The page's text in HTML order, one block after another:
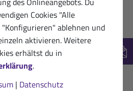
Cookies "Alle
ablehnen und
aktivieren. Weitere
erhältst du in
.
| Datenschutz
Hilfreich? (0)
17.04.2021
von Sanct
★★★★
nehme ich es täglich